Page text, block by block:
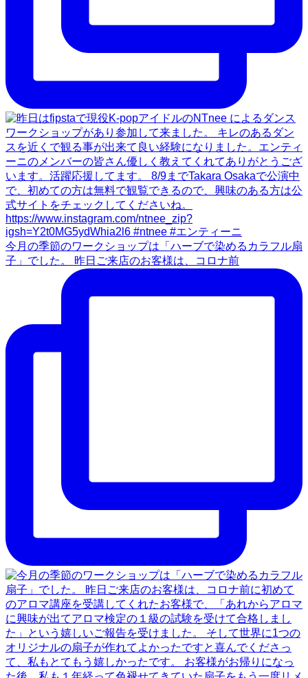
今月の季節のワークショップは「ハーブで染めるカラフル扇
子」でした。 昨日ご来店のお客様は、コロナ前